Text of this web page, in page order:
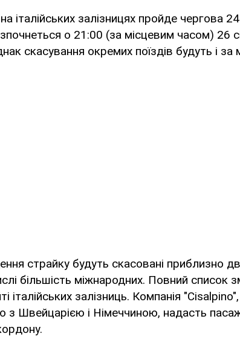
італійських залізницях пройде чергова
о 21:00 (за місцевим часом) 26
скасування окремих поїздів будуть і
страйку будуть скасовані приблизно
більшість міжнародних. Повний список
італійських залізниць. Компанія
з Швейцарією і Німеччиною, надасть